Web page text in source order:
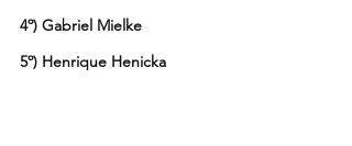
4º) Gabriel Mielke
5º) Henrique Henicka